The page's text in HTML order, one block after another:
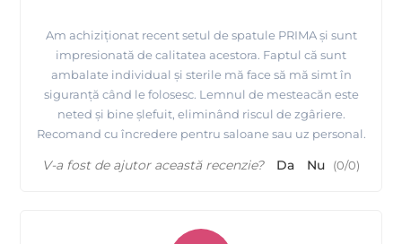
Am achiziționat recent setul de spatule PRIMA și sunt
impresionată de calitatea acestora. Faptul că sunt
ambalate individual și sterile mă face să mă simt în
siguranță când le folosesc. Lemnul de mesteacăn este
neted și bine șlefuit, eliminând riscul de zgâriere.
Recomand cu încredere pentru saloane sau uz personal.
V-a fost de ajutor această recenzie? Da Nu (0/0)